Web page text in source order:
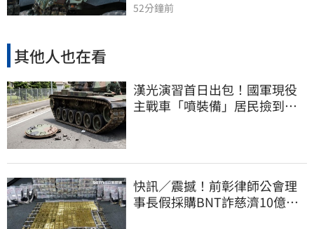
52分鐘前
其他人也在看
漢光演習首日出包！國軍現役
主戰車「噴裝備」居民撿到零
快訊／震撼！前彰律師公會理
事長假採購BNT詐慈濟10億、